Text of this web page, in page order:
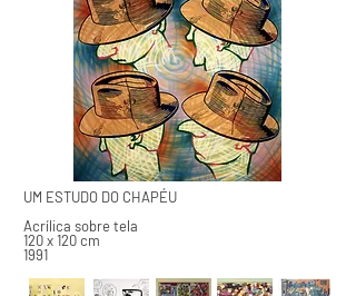
UM ESTUDO DO CHAPÉU
Acrílica sobre tela
120 x 120 cm
1991